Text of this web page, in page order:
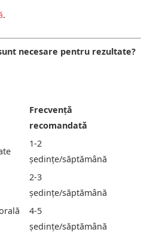
.
necesare pentru rezultate?
Frecvență
recomandată
1-2
ședințe/săptămână
2-3
ședințe/săptămână
4-5
ședințe/săptămână